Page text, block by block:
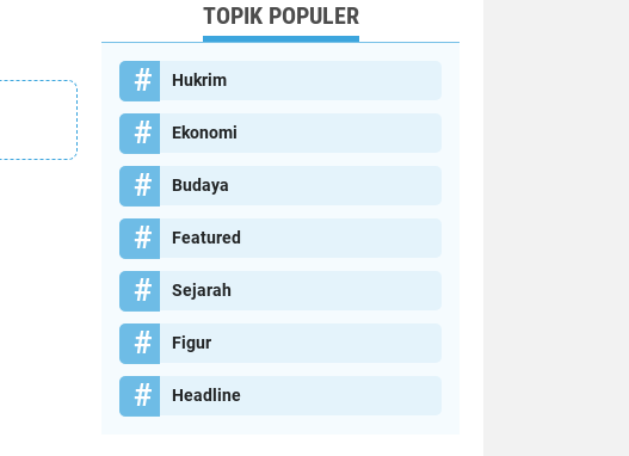
TOPIK POPULER
Hukrim
Ekonomi
Budaya
Featured
Sejarah
Figur
Headline